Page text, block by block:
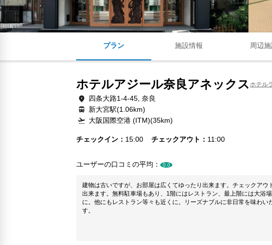
プラン 施設情報 周辺
ホテルアジール奈良アネックス ホテル
四条大路1-4-45, 奈良
新大宮駅(1.06km)
大阪国際空港 (ITM)(35km)
チェックイン 15:00 チェックアウト 11:00
ユーザーの口コミの平均： 0.0
建物は古いですが、お部屋は広くてゆったり出来ます。チェックアウ
出来ます。無料駐車場もあり、1階にはレストラン、最上階には大浴
に。他にもレストラン等々も近くに。リーズナブルに非日常を味わい
す。